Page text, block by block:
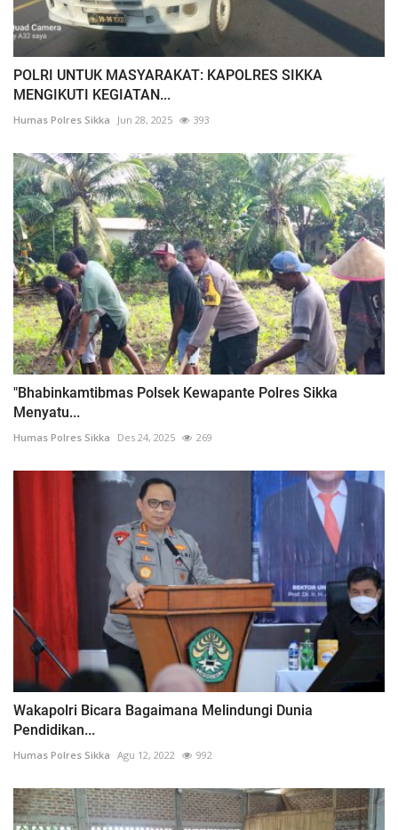
POLRI UNTUK MASYARAKAT: KAPOLRES SIKKA
MENGIKUTI KEGIATAN...
Humas Polres Sikka Jun 28, 2025 393
"Bhabinkamtibmas Polsek Kewapante Polres Sikka
Menyatu...
Humas Polres Sikka Des 24, 2025 269
Wakapolri Bicara Bagaimana Melindungi Dunia
Pendidikan...
Humas Polres Sikka Agu 12, 2022 992